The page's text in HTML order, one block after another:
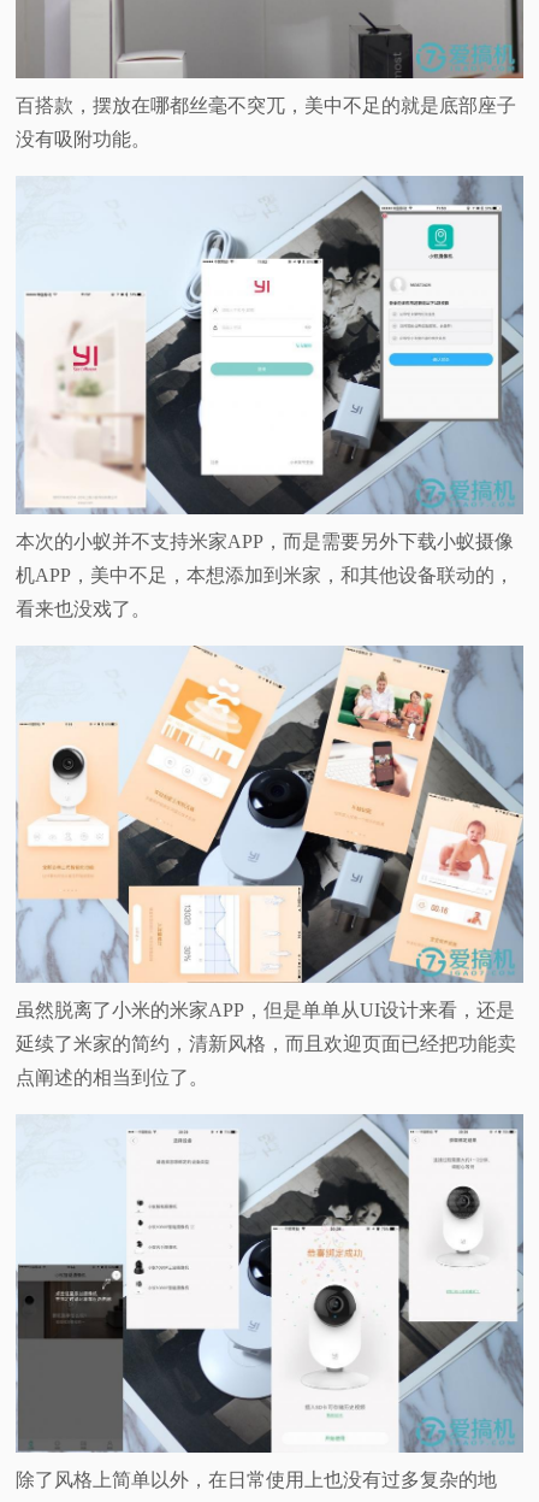
百搭款，摆放在哪都丝毫不突兀，美中不足的就是底部座子
没有吸附功能。
本次的小蚁并不支持米家APP，而是需要另外下载小蚁摄像
机APP，美中不足，本想添加到米家，和其他设备联动的，
看来也没戏了。
虽然脱离了小米的米家APP，但是单单从UI设计来看，还是
延续了米家的简约，清新风格，而且欢迎页面已经把功能卖
点阐述的相当到位了。
除了风格上简单以外，在日常使用上也没有过多复杂的地